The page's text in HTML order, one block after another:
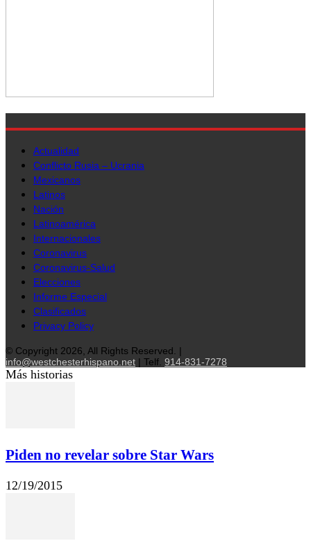
Actualidad
Conflicto Rusia – Ucrania
Mexicanos
Latinos
Nación
Latinoamérica
Internacionales
Coronavirus
Coronavirus-Salud
Elecciones
Informe Especial
Clasificados
Privacy Policy
© Copyright 2026, All Rights Reserved. |
info@westchesterhispano.net | Telf. 914-831-7278
Más historias
Piden no revelar sobre Star Wars
12/19/2015